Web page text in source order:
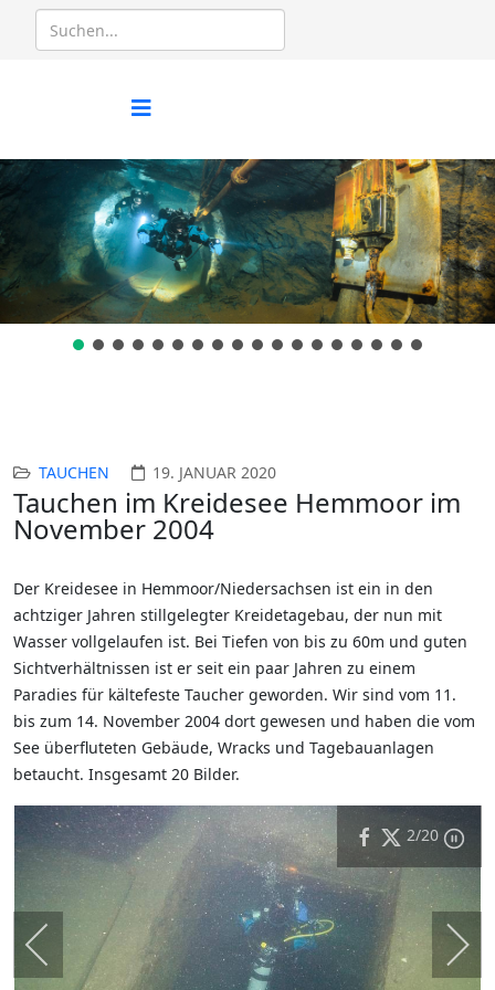
TAUCHEN 19. JANUAR 2020
Tauchen im Kreidesee Hemmoor im
November 2004
Der Kreidesee in Hemmoor/Niedersachsen ist ein in den
achtziger Jahren stillgelegter Kreidetagebau, der nun mit
Wasser vollgelaufen ist. Bei Tiefen von bis zu 60m und guten
Sichtverhältnissen ist er seit ein paar Jahren zu einem
Paradies für kältefeste Taucher geworden. Wir sind vom 11.
bis zum 14. November 2004 dort gewesen und haben die vom
See überfluteten Gebäude, Wracks und Tagebauanlagen
betaucht. Insgesamt 20 Bilder.
2/20